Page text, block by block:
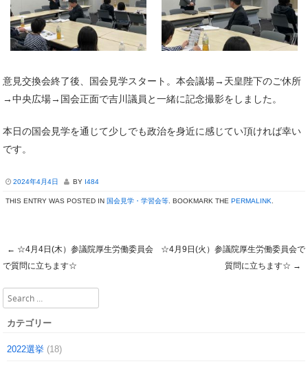
意見交換会終了後、国会見学スタート。本会議場→天皇陛下のご休所
→中央広場→国会正面で吉川議員と一緒に記念撮影をしました。
本日の国会見学を通じて少しでも政治を身近に感じてい頂ければ幸い
です。
2024年4月4日 BY I484
THIS ENTRY WAS POSTED IN 国会見学・学習会等. BOOKMARK THE PERMALINK.
Post navigation
← ☆4月4日(木）参議院厚生労働委員会
で質問に立ちます☆
☆4月9日(火）参議院厚生労働委員会で
質問に立ちます☆ →
Search
カテゴリー
2022選挙 (18)